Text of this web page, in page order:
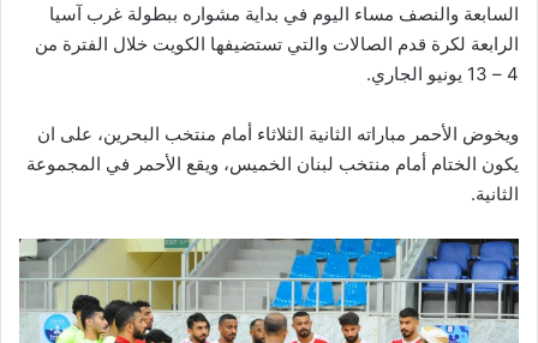
السابعة والنصف مساء اليوم في بداية مشواره ببطولة غرب آسيا
الرابعة لكرة قدم الصالات والتي تستضيفها الكويت خلال الفترة من
4 – 13 يونيو الجاري.
ويخوض الأحمر مباراته الثانية الثلاثاء أمام منتخب البحرين، على ان
يكون الختام أمام منتخب لبنان الخميس، ويقع الأحمر في المجموعة
الثانية.